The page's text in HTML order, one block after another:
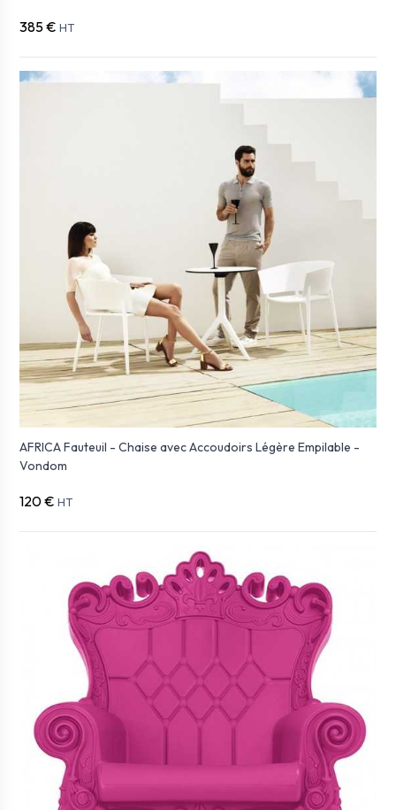
385 € HT
AFRICA Fauteuil - Chaise avec Accoudoirs Légère Empilable -
Vondom
120 € HT